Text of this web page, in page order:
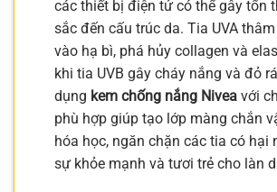
các thiết bị điện tử có thể gây tổn
sắc đến cấu trúc da. Tia UVA
vào hạ bì, phá hủy collagen và
khi tia UVB gây cháy nắng và đỏ
dụng kem chống nắng Nivea với
phù hợp giúp tạo lớp màng chắn
hóa học, ngăn chặn các tia có hại
sự khỏe mạnh và tươi trẻ cho làn